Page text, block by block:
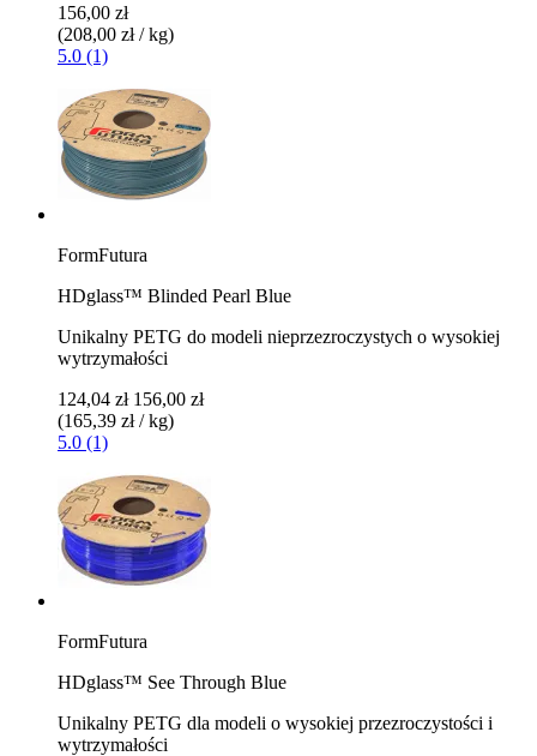
156,00 zł
(208,00 zł / kg)
5.0 (1)
FormFutura
HDglass™ Blinded Pearl Blue
Unikalny PETG do modeli nieprzezroczystych o wysokiej
wytrzymałości
124,04 zł 156,00 zł
(165,39 zł / kg)
5.0 (1)
FormFutura
HDglass™ See Through Blue
Unikalny PETG dla modeli o wysokiej przezroczystości i
wytrzymałości